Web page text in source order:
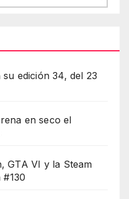
edición 34, del 23
en seco el
GTA VI y la Steam
#130